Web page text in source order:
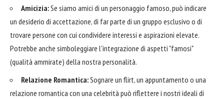
Amicizia:Se siamo amici di un personaggio famoso, può indicare
un desiderio di accettazione, di far parte di un gruppo esclusivo o di
trovare persone con cui condividere interessi e aspirazioni elevate.
Potrebbe anche simboleggiare l'integrazione di aspetti "famosi"
(qualità ammirate) della nostra personalità.
Relazione Romantica:Sognare un flirt, un appuntamento o una
relazione romantica con una celebrità può riflettere i nostri ideali di